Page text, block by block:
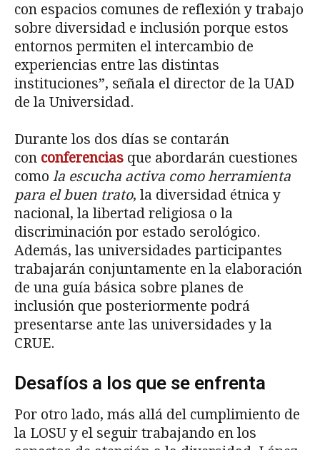
con espacios comunes de reflexión y trabajo
sobre diversidad e inclusión porque estos
entornos permiten el intercambio de
experiencias entre las distintas
instituciones”, señala el director de la UAD
de la Universidad.
Durante los dos días se contarán
con conferencias que abordarán cuestiones
como la escucha activa como herramienta
para el buen trato, la diversidad étnica y
nacional, la libertad religiosa o la
discriminación por estado serológico.
Además, las universidades participantes
trabajarán conjuntamente en la elaboración
de una guía básica sobre planes de
inclusión que posteriormente podrá
presentarse ante las universidades y la
CRUE.
Desafíos a los que se enfrenta
Por otro lado, más allá del cumplimiento de
la LOSU y el seguir trabajando en los